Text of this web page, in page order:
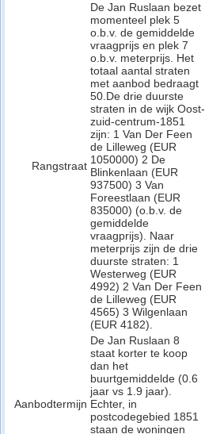
Rangstraat
De Jan Ruslaan bezet
momenteel plek 5
o.b.v. de gemiddelde
vraagprijs en plek 7
o.b.v. meterprijs. Het
totaal aantal straten
met aanbod bedraagt
50.De drie duurste
straten in de wijk Oost-
zuid-centrum-1851
zijn: 1 Van Der Feen
de Lilleweg (EUR
1050000) 2 De
Blinkenlaan (EUR
937500) 3 Van
Foreestlaan (EUR
835000) (o.b.v. de
gemiddelde
vraagprijs). Naar
meterprijs zijn de drie
duurste straten: 1
Westerweg (EUR
4992) 2 Van Der Feen
de Lilleweg (EUR
4565) 3 Wilgenlaan
(EUR 4182).
Aanbodtermijn
De Jan Ruslaan 8
staat korter te koop
dan het
buurtgemiddelde (0.6
jaar vs 1.9 jaar).
Echter, in
postcodegebied 1851
staan de woningen